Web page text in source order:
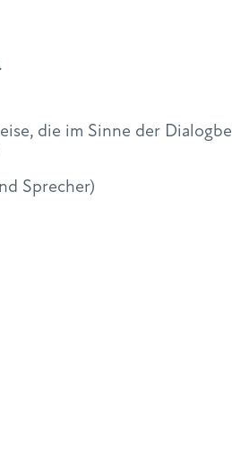
die im Sinne der
Sprecher)